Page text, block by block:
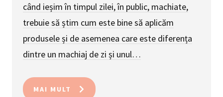
când ieșim în timpul zilei, în public, machiate,
trebuie să știm cum este bine să aplicăm
produsele și de asemenea care este diferența
dintre un machiaj de zi și unul…
MAI MULT